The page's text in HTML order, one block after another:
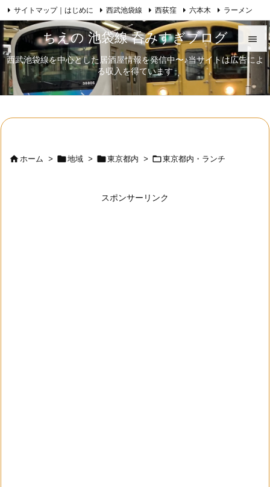
ちえの 池袋線 呑みすぎブログ
西武池袋線を中心とした居酒屋情報を発信中〜♪当サイトは広告によ
る収入を得ています


メニュ

サイトマップ｜はじめに 西武池袋線 西荻窪 六本木 ラーメン
日本酒 歌舞伎 自己紹介 RSS Feedly
ホーム > 地域 > 東京都内 > 東京都内・ランチ
スポンサーリンク